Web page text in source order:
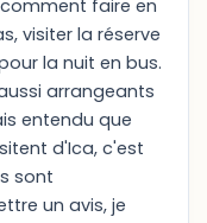
faire en
visiter la réserve
la nuit en bus.
arrangeants
entendu que
d'Ica, c'est
sont
un avis, je